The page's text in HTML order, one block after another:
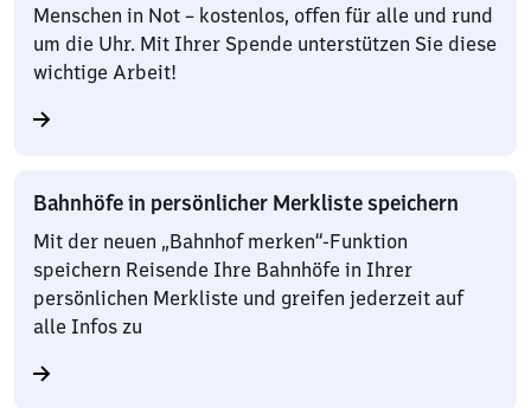
Menschen in Not – kostenlos, offen für alle und rund
um die Uhr. Mit Ihrer Spende unterstützen Sie diese
wichtige Arbeit!
Bahnhöfe in persönlicher Merkliste speichern
Mit der neuen „Bahnhof merken“-Funktion
speichern Reisende Ihre Bahnhöfe in Ihrer
persönlichen Merkliste und greifen jederzeit auf
alle Infos zu